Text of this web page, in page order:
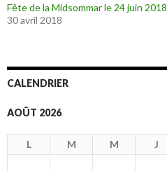
Fête de la Midsommar le 24 juin 2018
30 avril 2018
CALENDRIER
AOÛT 2026
L M M J